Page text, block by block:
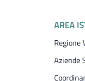
Piè
AREA
Regione
Aziende